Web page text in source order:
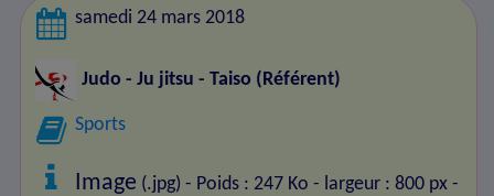
samedi 24 mars 2018
Judo - Ju jitsu - Taiso (Référent)
Sports
Image (.jpg) - Poids : 247 Ko - largeur : 800 px -